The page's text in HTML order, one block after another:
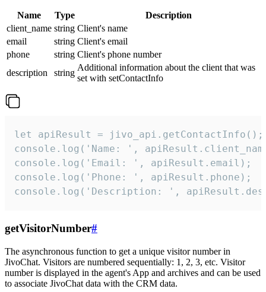
Name Type
Description
client_name string Client's name
email
string Client's email
phone
string Client's phone number
description
string
Additional information about the client that was
set with setContactInfo
let apiResult = jivo_api.getContactInfo();
console.log('Name: ',
console.log('Email: ', apiResult.email);
console.log('Phone: ', apiResult.phone);
console.log('Description: ',
getVisitorNumber#
The asynchronous function to get a unique visitor number in
JivoChat. Visitors are numbered sequentially: 1, 2, 3, etc. Visitor
number is displayed in the agent's App and archives and can be used
to associate JivoChat data with the CRM data.